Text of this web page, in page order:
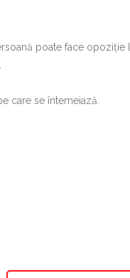
poate face opoziţie
care se întemeiază.